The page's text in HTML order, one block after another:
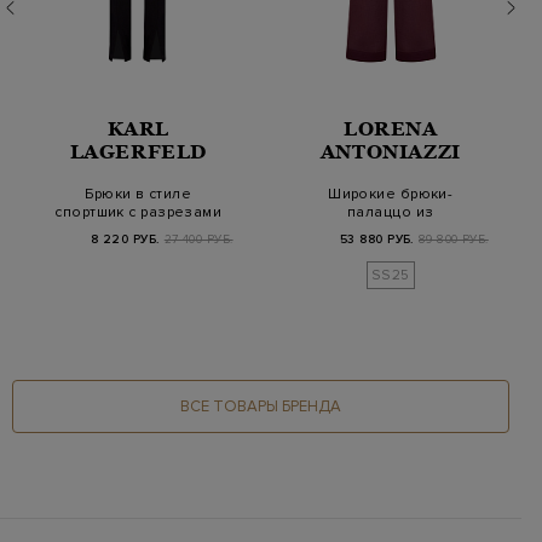
KARL
LAGERFELD
Брюки в стиле
спортшик с разрезами
л…
8 220 РУБ. 27 400 РУБ.
LORENA
ANTONIAZZI
Широкие брюки-
палаццо из
рами
53 880 РУБ. 89 800 РУБ.
SS25
ВСЕ ТОВАРЫ БРЕНДА